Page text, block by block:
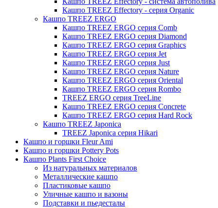
Кашпо TREEZ Effectory - серия Organic
Кашпо TREEZ ERGO
Кашпо TREEZ ERGO серия Comb
Кашпо TREEZ ERGO серия Diamond
Кашпо TREEZ ERGO серия Graphics
Кашпо TREEZ ERGO серия Jet
Кашпо TREEZ ERGO серия Just
Кашпо TREEZ ERGO серия Nature
Кашпо TREEZ ERGO серия Oriental
Кашпо TREEZ ERGO серия Rombo
TREEZ ERGO серия TreeLine
Кашпо TREEZ ERGO серия Concrete
Кашпо TREEZ ERGO серия Hard Rock
Кашпо TREEZ Japonica
TREEZ Japonica серия Hikari
Кашпо и горшки Fleur Ami
Кашпо и горшки Pottery Pots
Кашпо Plants First Choice
Из натуральных материалов
Металлические кашпо
Пластиковые кашпо
Уличные кашпо и вазоны
Подставки и пьедесталы